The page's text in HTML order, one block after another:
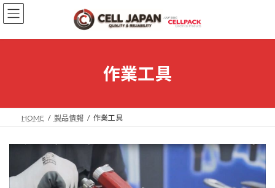
コ
ン
ン
ナ
ビ
ー
作業工具
HOME 製品情報 作業工具